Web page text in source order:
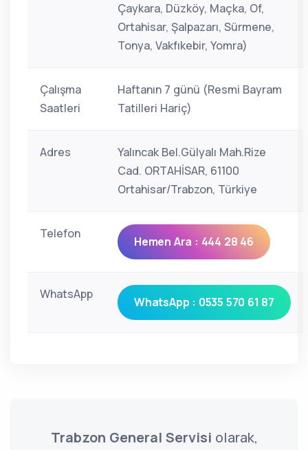
Çaykara, Düzköy, Maçka, Of,
Ortahisar, Şalpazarı, Sürmene,
Tonya, Vakfıkebir, Yomra)
Çalışma
Saatleri
Haftanın 7 günü (Resmi Bayram
Tatilleri Hariç)
Adres
Yalıncak Bel.Gülyalı Mah.Rize
Cad. ORTAHİSAR, 61100
Ortahisar/Trabzon, Türkiye
Telefon
Hemen Ara : 444 28 46
WhatsApp
WhatsApp : 0535 570 61 87
Trabzon General Servisi olarak,